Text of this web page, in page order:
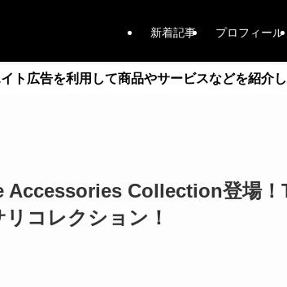
新着記事 プロフィール
ト広告を利用して商品やサービスなどを紹介し
Accessories Collection登場！
コレクション！